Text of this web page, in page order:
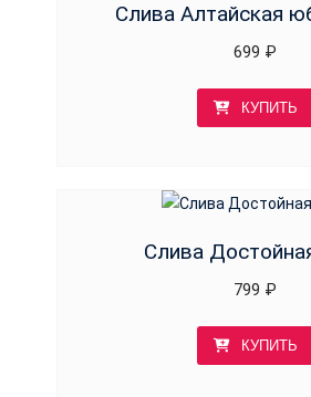
Слива Алтайская
699 ₽
КУПИТЬ
Слива
799 ₽
КУПИТЬ